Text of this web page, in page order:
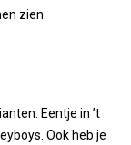
zien.
Eentje in ’t
Ook heb je